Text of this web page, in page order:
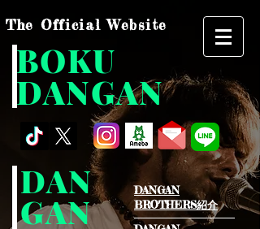
The Official Website
BOKU
DANGAN
DAN
GAN
DANGAN
BROTHERS紹介​